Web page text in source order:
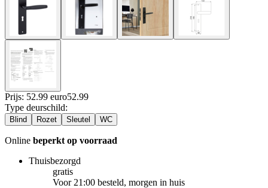
Prijs: 52.99 euro52.99
Type deurschild:
Blind Rozet Sleutel WC
Online beperkt op voorraad
Thuisbezorgd
gratis
Voor 21:00 besteld, morgen in huis